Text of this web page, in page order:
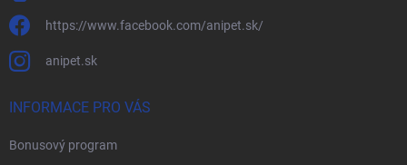
https://www.facebook.com/anipet.sk/
anipet.sk
INFORMACE PRO VÁS
Bonusový program